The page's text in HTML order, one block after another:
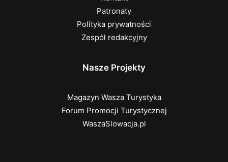
Patronaty
Polityka prywatności
Zespół redakcyjny
Nasze Projekty
Magazyn Wasza Turystyka
Forum Promocji Turystycznej
WaszaSlowacja.pl